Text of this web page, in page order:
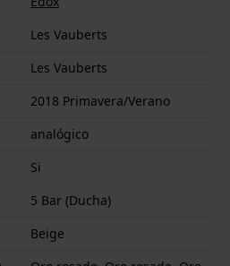
Les Vauberts
Les Vauberts
2018 Primavera/Verano
analógico
Si
5 Bar (Ducha)
Beige